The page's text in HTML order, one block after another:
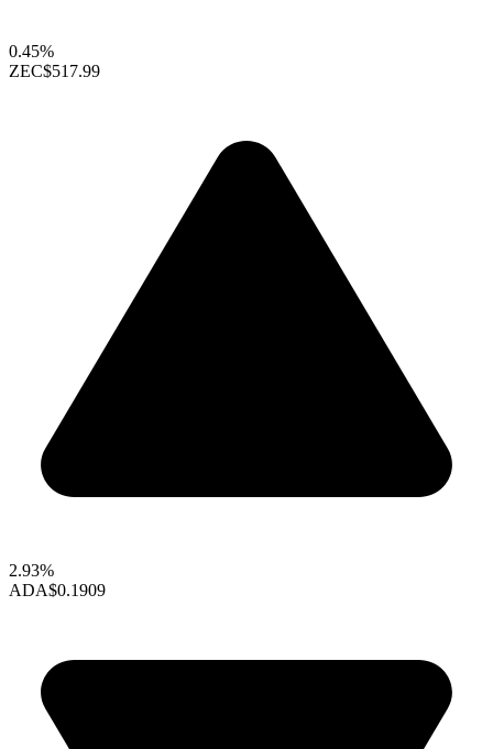
0.45%
ZEC$517.99
2.93%
ADA$0.1909